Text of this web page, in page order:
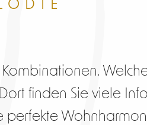
finden Sie viele
perfekte